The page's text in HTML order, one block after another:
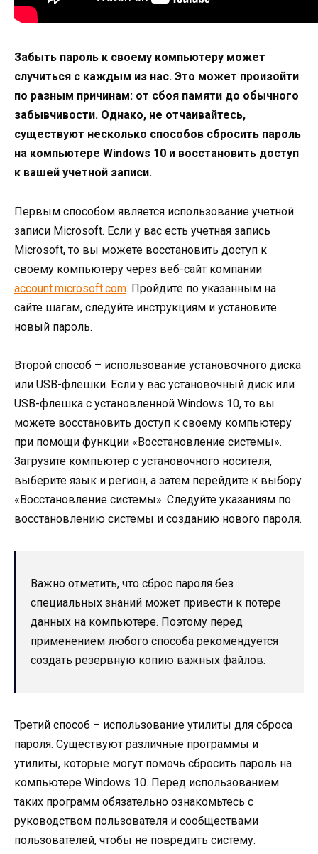
Забыть пароль к своему компьютеру может
случиться с каждым из нас. Это может произойти
по разным причинам: от сбоя памяти до обычного
забывчивости. Однако, не отчаивайтесь,
существуют несколько способов сбросить пароль
на компьютере Windows 10 и восстановить доступ
к вашей учетной записи.
Первым способом является использование учетной
записи Microsoft. Если у вас есть учетная запись
Microsoft, то вы можете восстановить доступ к
своему компьютеру через веб-сайт компании
account.microsoft.com. Пройдите по указанным на
сайте шагам, следуйте инструкциям и установите
новый пароль.
Второй способ – использование установочного диска
или USB-флешки. Если у вас установочный диск или
USB-флешка с установленной Windows 10, то вы
можете восстановить доступ к своему компьютеру
при помощи функции «Восстановление системы».
Загрузите компьютер с установочного носителя,
выберите язык и регион, а затем перейдите к выбору
«Восстановление системы». Следуйте указаниям по
восстановлению системы и созданию нового пароля.
Важно отметить, что сброс пароля без
специальных знаний может привести к потере
данных на компьютере. Поэтому перед
применением любого способа рекомендуется
создать резервную копию важных файлов.
Третий способ – использование утилиты для сброса
пароля. Существуют различные программы и
утилиты, которые могут помочь сбросить пароль на
компьютере Windows 10. Перед использованием
таких программ обязательно ознакомьтесь с
руководством пользователя и сообществами
пользователей, чтобы не повредить систему.